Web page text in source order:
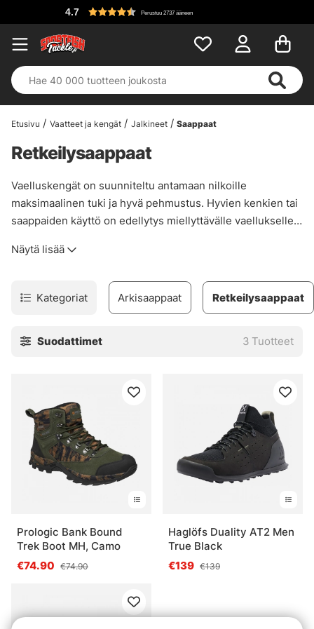
4.7 Perustuu 2737 ääneen
Etusivu Vaatteet ja kengät Jalkineet Saappaat
Retkeilysaappaat
Vaelluskengät on suunniteltu antamaan nilkoille
maksimaalinen tuki ja hyvä pehmustus. Hyvien kenkien tai
saappaiden käyttö on edellytys miellyttävälle vaellukselle.
oikean tuen, jotta vältät vammat ja hankautumisen. Paras
käyttötarkoitukseesi. Siksi olemme koonneet kunnon
valikoiman hyviä vaelluskenkiä useimpiin
Näytä lisää
Kategoriat Arkisaappaat Retkeilysaappaat
Suodattimet 3 Tuotteet
Prologic Bank Bound
Trek Boot MH, Camo
€74.90 €74.90
Haglöfs Duality AT2 Men
True Black
€139 €139